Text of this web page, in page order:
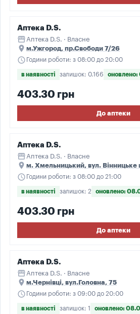
Аптека D.S.
storefront Аптека D.S. · Власне
place м.Ужгород, пр.Свободи 7/26
schedule Години роботи: з 08:00 до 20:00
в наявності залишок: 0.166
403.30 грн
До аптеки
Аптека D.S.
storefront Аптека D.S. · Власне
place м. Хмельницький, вул.
schedule Години роботи: з 08:00 до 21:00
в наявності залишок: 2 оновлено:
403.30 грн
До аптеки
Аптека D.S.
storefront Аптека D.S. · Власне
place м.Чернівці, вул.Головна, 75
schedule Години роботи: з 09:00 до 20:00
в наявності залишок: 1 оновлено: